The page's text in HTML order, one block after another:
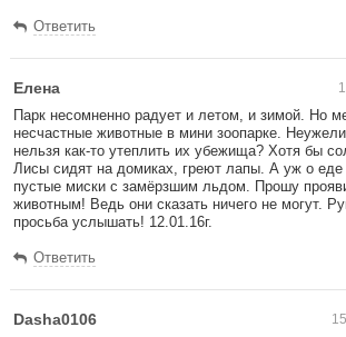
Ответить
Елена
Парк несомненно радует и летом, и зимой. Но
несчастные животные в мини зоопарке.
нельзя как-то утеплить их убежища? Хотя бы
Лисы сидят на домиках, греют лапы. А уж о еде
пустые миски с замёрзшим льдом. Прошу
животным! Ведь они сказать ничего не могут.
просьба услышать! 12.01.16г.
Ответить
Dasha0106